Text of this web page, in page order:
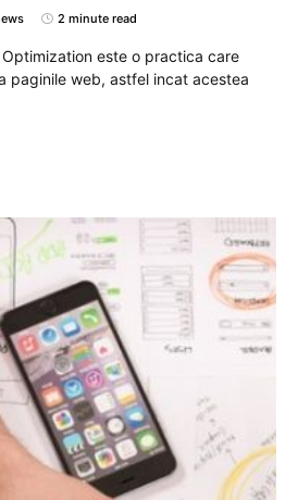
2 minute read
Optimization este o practica care
paginile web, astfel incat acestea